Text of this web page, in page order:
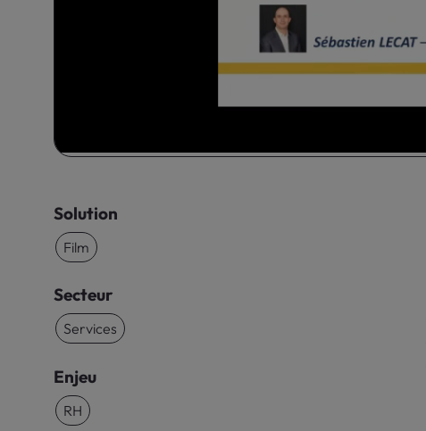
Solution
Film
Secteur
Services
Enjeu
RH